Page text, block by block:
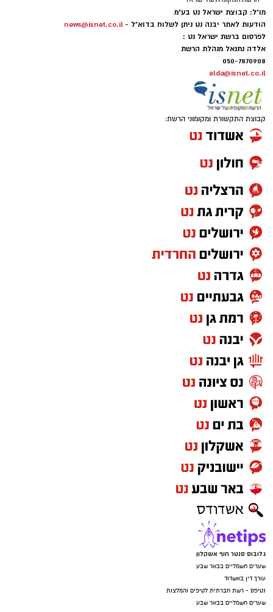
מו"ל: קבוצת ישראל נט בע"מ
הודעות לאתר יבנה נט ניתן לשלוח בדוא"ל - news@isnet.co.il
לפרסום ברשת ישראל נט :
אלדה נתנאל מנהלת הרשת
050-7870908
elda@isnet.co.il
קבוצת התקשורת ומקומוני הרשת:
גלובוס סנטר חוף אשקלון
שערים חשמליים בבאר שבע
עורך דין באשדוד
נטיפס - רשת חברתית לטיפים והמלצות
שערים חשמליים בבאר שבע